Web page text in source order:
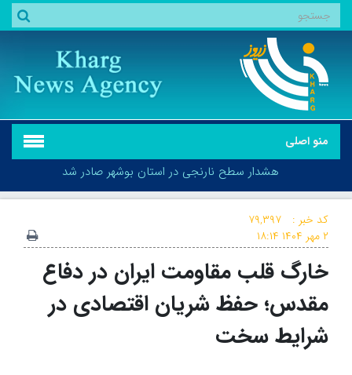
منو اصلی
هشدار سطح نارنجی در استان بوشهر صادر شد
هشدار سطح نارنجی در استان بوشهر صادر شد
کد خبر :
۷۹,۳۹۷
۲ مهر ۱۴۰۴
۱۸:۱۴
خارگ قلب مقاومت ایران در دفاع
مقدس؛ حفظ شریان اقتصادی در
شرایط سخت